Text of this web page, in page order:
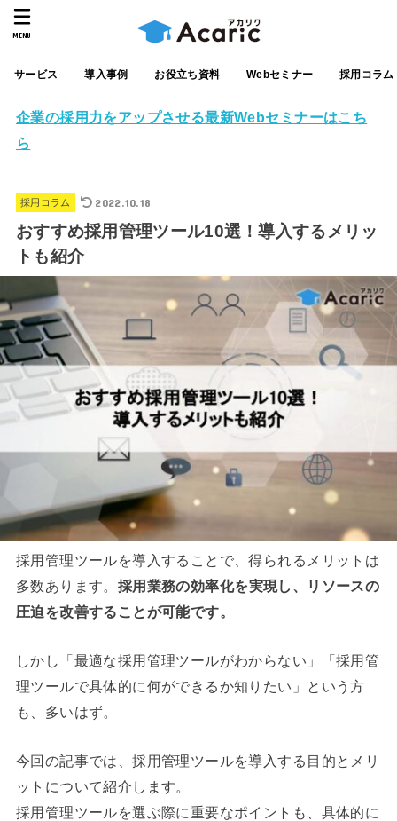
サービス 導入事例 お役立ち資料 Webセミナー 採用コラム
MENU
企業の採用力をアップさせる最新Webセミナーはこち
ら
採用コラム 2022.10.18
おすすめ採用管理ツール10選！導入するメリッ
トも紹介
採用管理ツールを導入することで、得られるメリットは
多数あります。 採用業務の効率化を実現し、リソースの
圧迫を改善することが可能です。
しかし「最適な採用管理ツールがわからない」「採用管
理ツールで具体的に何ができるか知りたい」という方
も、多いはず。
今回の記事では、採用管理ツールを導入する目的とメリ
ットについて紹介します。
採用管理ツールを選ぶ際に重要なポイントも、具体的に